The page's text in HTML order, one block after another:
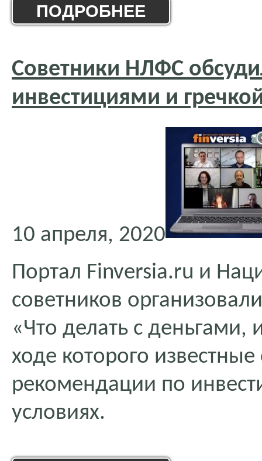
ПОДРОБНЕЕ
Советники НЛФС
инвестициями и
10 апреля, 2020
Портал Finversia.ru и
советников
«Что делать с деньгами,
ходе которого
рекомендации по
условиях.